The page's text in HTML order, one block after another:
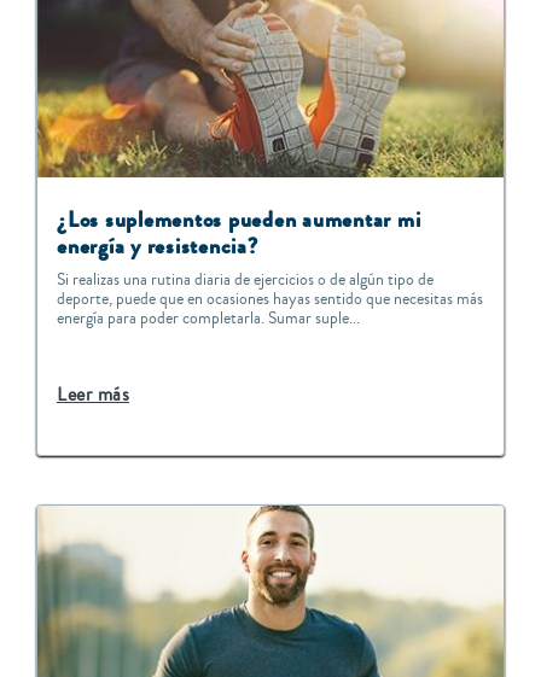
¿Los suplementos pueden aumentar mi
energía y resistencia?
Si realizas una rutina diaria de ejercicios o de algún tipo de
deporte, puede que en ocasiones hayas sentido que necesitas más
energía para poder completarla. Sumar suple...
Leer más